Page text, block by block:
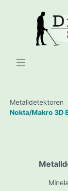
Metalldetektoren
Nokta/Makro 3D